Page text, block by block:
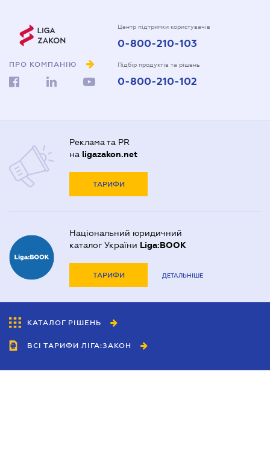
ПРО КОМПАНІЮ
Центр підтримки користувачів
0-800-210-103
Підбір продуктів та рішень
0-800-210-102
Реклама та PR
на ligazakon.net
ТАРИФИ
Національний юридичний
каталог України Liga:BOOK
ТАРИФИ ДЕТАЛЬНІШЕ
КАТАЛОГ РІШЕНЬ
ВСІ ТАРИФИ ЛІГА:ЗАКОН